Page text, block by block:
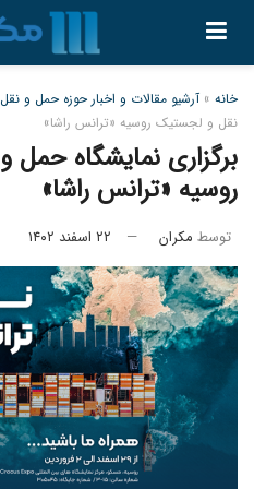
خانه » آرشیو مقالات و اخبار حوزه حمل و
نقل و لجستیک روسیه «ترانس راشا»
برگزاری نمایشگاه
روسیه «ترانس راشا»
توسط مکران ۲۲ اسفند ۱۴۰۲